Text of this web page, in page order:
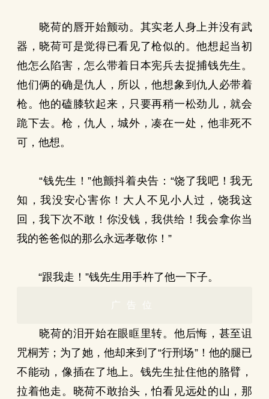
晓荷的唇开始颤动。其实老人身上并没有武
器，晓荷可是觉得已看见了枪似的。他想起当初
他怎么陷害，怎么带着日本宪兵去捉捕钱先生。
他们俩的确是仇人，所以，他想象到仇人必带着
枪。他的磕膝软起来，只要再稍一松劲儿，就会
跪下去。枪，仇人，城外，凑在一处，他非死不
可，他想。
“钱先生！”他颤抖着央告：“饶了我吧！我无
知，我没安心害你！大人不见小人过，饶我这
回，我下次不敢！你没钱，我供给！我会拿你当
我的爸爸似的那么永远孝敬你！”
“跟我走！”钱先生用手杵了他一下子。
广告位
晓荷的泪开始在眼眶里转。他后悔，甚至诅
咒桐芳；为了她，他却来到了“行刑场”！他的腿已
不能动，像插在了地上。钱先生扯住他的胳臂，
拉着他走。晓荷不敢抬头，怕看见远处的山，那